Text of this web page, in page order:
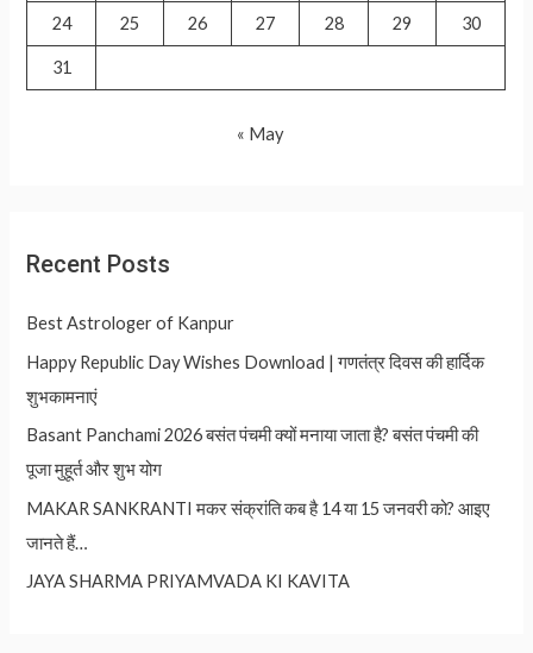
24 25 26 27 28 29 30
31
« May
Recent Posts
Best Astrologer of Kanpur
Happy Republic Day Wishes Download | गणतंत्र दिवस की हार्दिक
शुभकामनाएं
Basant Panchami 2026 बसंत पंचमी क्यों मनाया जाता है? बसंत पंचमी की
पूजा मुहूर्त और शुभ योग
MAKAR SANKRANTI मकर संक्रांति कब है 14 या 15 जनवरी को? आइए
जानते हैं…
JAYA SHARMA PRIYAMVADA KI KAVITA